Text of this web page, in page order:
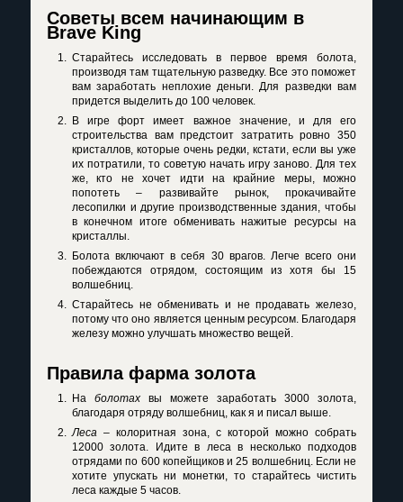
Советы всем начинающим в
Brave King
Старайтесь исследовать в первое время болота,
производя там тщательную разведку. Все это поможет
вам заработать неплохие деньги. Для разведки вам
придется выделить до 100 человек.
В игре форт имеет важное значение, и для его
строительства вам предстоит затратить ровно 350
кристаллов, которые очень редки, кстати, если вы уже
их потратили, то советую начать игру заново. Для тех
же, кто не хочет идти на крайние меры, можно
попотеть – развивайте рынок, прокачивайте
лесопилки и другие производственные здания, чтобы
в конечном итоге обменивать нажитые ресурсы на
кристаллы.
Болота включают в себя 30 врагов. Легче всего они
побеждаются отрядом, состоящим из хотя бы 15
волшебниц.
Старайтесь не обменивать и не продавать железо,
потому что оно является ценным ресурсом. Благодаря
железу можно улучшать множество вещей.
Правила фарма золота
На болотах вы можете заработать 3000 золота,
благодаря отряду волшебниц, как я и писал выше.
Леса – колоритная зона, с которой можно собрать
12000 золота. Идите в леса в несколько подходов
отрядами по 600 копейщиков и 25 волшебниц. Если не
хотите упускать ни монетки, то старайтесь чистить
леса каждые 5 часов.